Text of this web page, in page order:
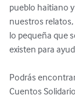
pueblo haitiano
nuestros
lo pequeña que
existen para
Podrás
Cuentos